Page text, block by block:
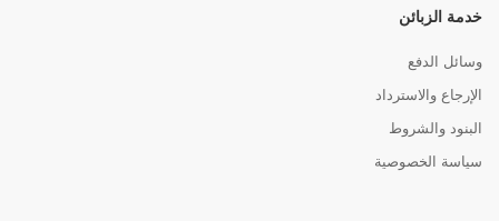
خدمة الزبائن
وسائل الدفع
الإرجاع والاسترداد
البنود والشروط
سياسة الخصوصية